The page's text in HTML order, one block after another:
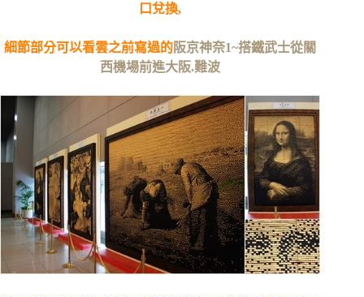
口兌換,
細節部分可以看雲之前寫過的阪京神奈1~搭鐵武士從關
西機場前進大阪.難波